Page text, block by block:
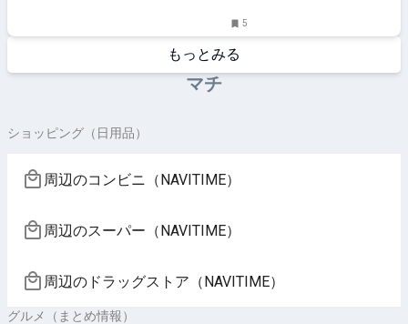
5
もっとみる
マチ
ショッピング（日用品）
周辺のコンビニ（NAVITIME）
周辺のスーパー（NAVITIME）
周辺のドラッグストア（NAVITIME）
グルメ（まとめ情報）